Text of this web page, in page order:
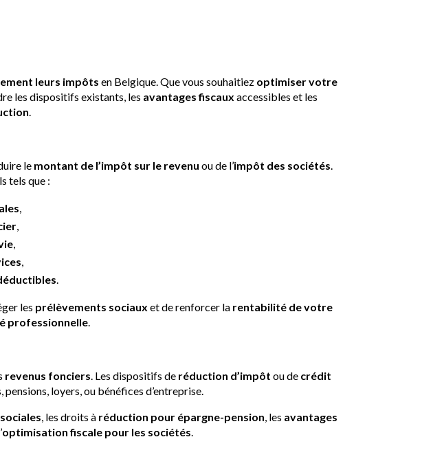
leurs impôts en Belgique. Que vous souhaitiez optimiser votre
les dispositifs existants, les avantages fiscaux accessibles et les
.
le montant de l’impôt sur le revenu ou de l’impôt des sociétés.
tels que :
,
,
,
,
.
les prélèvements sociaux et de renforcer la rentabilité de votre
professionnelle.
revenus fonciers. Les dispositifs de réduction d’impôt ou de crédit
loyers, ou bénéfices d’entreprise.
, les droits à réduction pour épargne-pension, les avantages
optimisation fiscale pour les sociétés.